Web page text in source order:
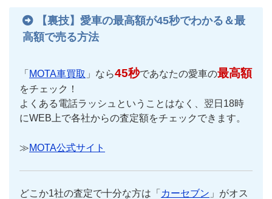
【裏技】愛車の最高額が45秒でわかる＆最
高額で売る方法
「 MOTA車買取 」なら45秒であなたの愛車の最高額
をチェック！
よくある電話ラッシュということはなく、翌日18時
にWEB上で各社からの査定額をチェックできます。
≫MOTA公式サイト
どこか1社の査定で十分な方は「 カーセブン 」がオス